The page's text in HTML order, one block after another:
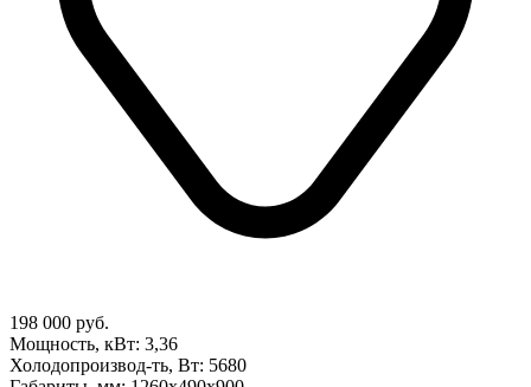
198 000 руб.
Мощность, кВт: 3,36
Холодопроизвод-ть, Вт: 5680